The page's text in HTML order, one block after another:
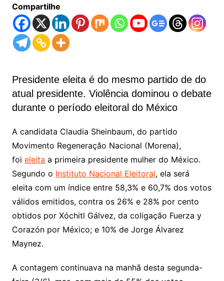
Compartilhe
Presidente eleita é do mesmo partido de do
atual presidente. Violência dominou o debate
durante o período eleitoral do México
A candidata Claudia Sheinbaum, do partido
Movimento Regeneração Nacional (Morena),
foi eleita a primeira presidente mulher do México.
Segundo o Instituto Nacional Eleitoral, ela será
eleita com um índice entre 58,3% e 60,7% dos votos
válidos emitidos, contra os 26% e 28% por cento
obtidos por Xóchitl Gálvez, da coligação Fuerza y ​​​​
Corazón por México; e 10% de Jorge Álvarez
Maynez.
A contagem continuava na manhã desta segunda-